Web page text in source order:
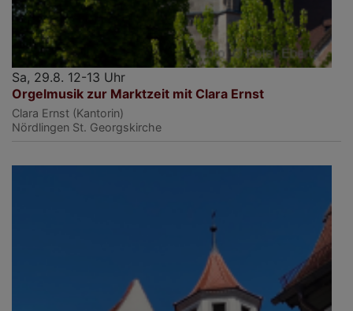
Sa, 29.8. 12-13 Uhr
Orgelmusik zur Marktzeit mit Clara Ernst
Clara Ernst (Kantorin)
Nördlingen St. Georgskirche